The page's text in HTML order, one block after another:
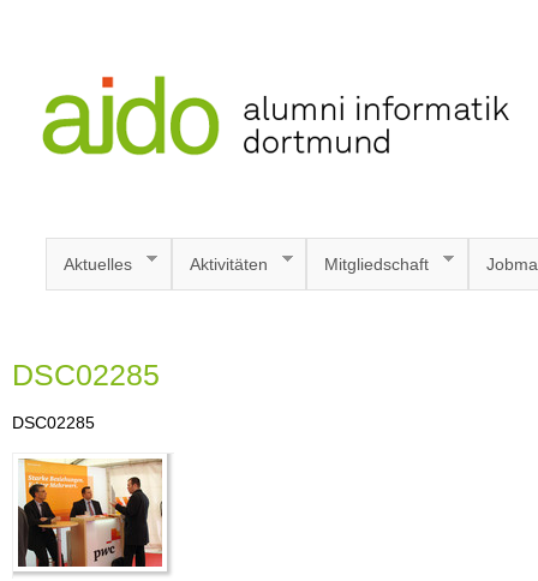
Aktuelles Aktivitäten Mitgliedschaft
DSC02285
DSC02285